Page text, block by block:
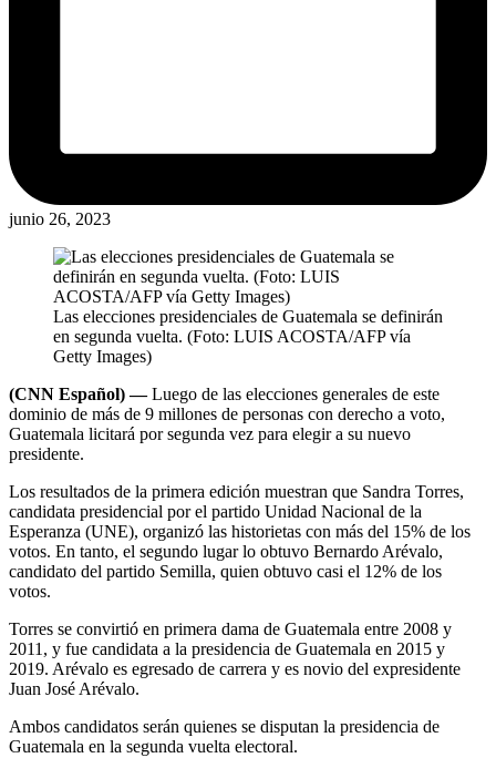
junio 26, 2023
Las elecciones presidenciales de Guatemala se definirán
en segunda vuelta. (Foto: LUIS ACOSTA/AFP vía
Getty Images)
(CNN Español) —Luego de las elecciones generales de este
dominio de más de 9 millones de personas con derecho a voto,
Guatemala licitará por segunda vez para elegir a su nuevo
presidente.
Los resultados de la primera edición muestran que Sandra Torres,
candidata presidencial por el partido Unidad Nacional de la
Esperanza (UNE), organizó las historietas con más del 15% de los
votos. En tanto, el segundo lugar lo obtuvo Bernardo Arévalo,
candidato del partido Semilla, quien obtuvo casi el 12% de los
votos.
Torres se convirtió en primera dama de Guatemala entre 2008 y
2011, y fue candidata a la presidencia de Guatemala en 2015 y
2019. Arévalo es egresado de carrera y es novio del expresidente
Juan José Arévalo.
Ambos candidatos serán quienes se disputan la presidencia de
Guatemala en la segunda vuelta electoral.